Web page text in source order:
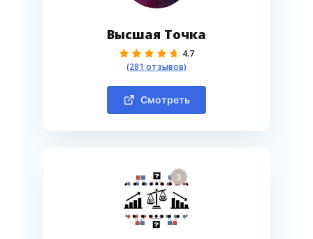
Высшая Точка
4.7
(281 отзывов)
Смотреть
3